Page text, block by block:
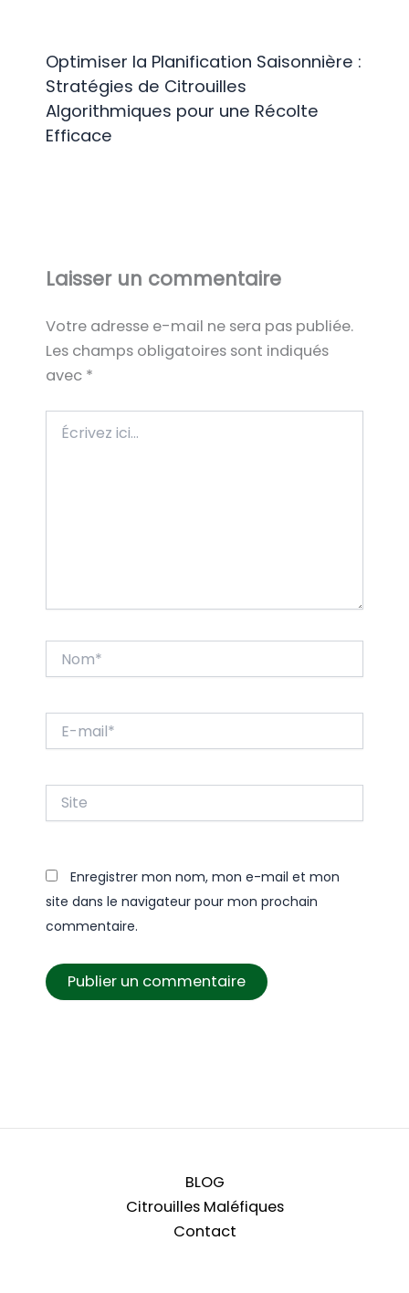
Optimiser la Planification Saisonnière :
Stratégies de Citrouilles
Algorithmiques pour une Récolte
Efficace
Laisser un commentaire
Votre adresse e-mail ne sera pas publiée.
Les champs obligatoires sont indiqués
avec *
ici…
mail*
Enregistrer mon nom, mon e-mail et mon
site dans le navigateur pour mon prochain
commentaire.
BLOG
Citrouilles Maléfiques
Contact